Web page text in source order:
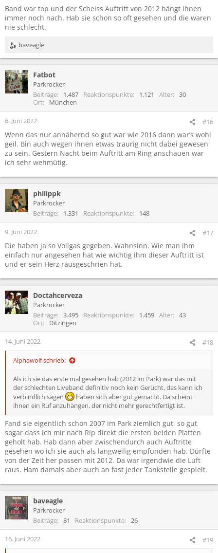
Band war top und der Scheiss Auftritt von 2012 hängt ihnen
immer noch nach. Hab sie schon so oft gesehen und die waren
nie schlecht.
R
e
k
t
i
n
:
baveagle
Fatbot
Parkrocker
Beiträge
1.487 Reaktionspunkte 1.121 Alter
30
Ort
München
6. Juni 2022 #16
Wenn das nur annähernd so gut war wie 2016 dann war’s wohl
geil. Bin auch wegen ihnen etwas traurig nicht dabei gewesen
zu sein. Gestern Nacht beim Auftritt am Ring anschauen war
ich sehr wehmütig.
philippk
Parkrocker
Beiträge
1.331 Reaktionspunkte 148
9. Juni 2022 #17
Die haben ja so Vollgas gegeben. Wahnsinn. Wie man ihm
einfach nur angesehen hat wie wichtig ihm dieser Auftritt ist
und er sein Herz rausgeschrien hat.
Doctahcerveza
Parkrocker
Beiträge
3.495 Reaktionspunkte 1.459 Alter
43
Ort
Ditzingen
14. Juni 2022 #18
Alphawolf schrieb:
Als ich sie das erste mal gesehen hab (2012 im Park) war das mit
der schlechten Liveband definitiv noch kein Gerücht, das kann ich
verbindlich sagen
haben sich aber gut gemacht. Da scheint
ihnen ein Ruf anzuhängen, der nicht mehr gerechtfertigt ist.
Fand sie eigentlich schon 2007 im Park ziemlich gut, so gut
sogar dass ich mir nach Rip direkt die ersten beiden Platten
geholt hab. Hab dann aber zwischendurch auch Auftritte
gesehen wo ich sie auch als langweilig empfunden hab. Dürfte
von der Zeit her passen mit 2012. Da war irgendwie die Luft
raus. Ham damals aber auch an fast jeder Tankstelle gespielt.
baveagle
Parkrocker
Beiträge
81 Reaktionspunkte 26
16. Juni 2022 #19